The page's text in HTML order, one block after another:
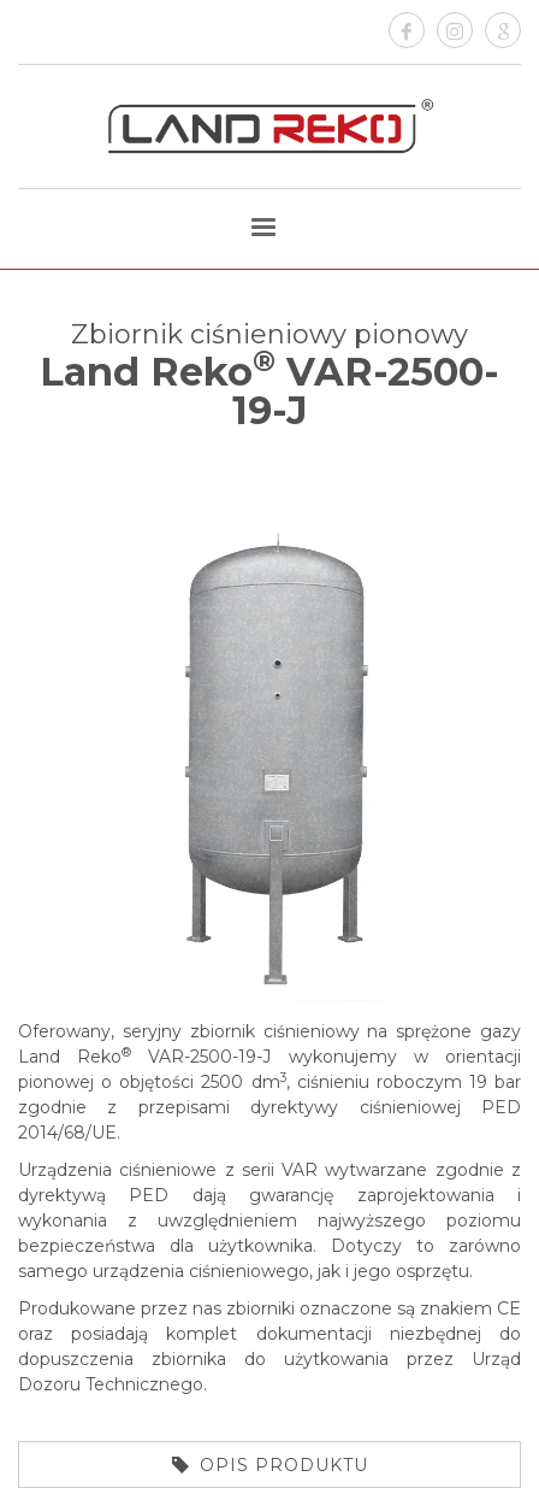
Zbiornik ciśnieniowy pionowy
Land Reko® VAR-2500-
19-J
Oferowany, seryjny zbiornik ciśnieniowy na sprężone gazy
Land Reko®
VAR-2500-19-J wykonujemy w orientacji
pionowej o objętości 2500 dm3, ciśnieniu roboczym 19 bar
zgodnie z przepisami dyrektywy ciśnieniowej PED
2014/68/UE.
Urządzenia ciśnieniowe z serii VAR wytwarzane zgodnie z
dyrektywą PED dają gwarancję zaprojektowania i
wykonania z uwzględnieniem najwyższego poziomu
bezpieczeństwa dla użytkownika. Dotyczy to zarówno
samego urządzenia ciśnieniowego, jak i jego osprzętu.
Produkowane przez nas zbiorniki oznaczone są znakiem CE
oraz posiadają komplet dokumentacji niezbędnej do
dopuszczenia zbiornika do użytkowania przez Urząd
Dozoru Technicznego.
OPIS PRODUKTU